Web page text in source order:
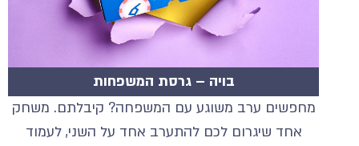
בויה – גרסת המשפחות
מחפשים ערב משוגע עם המשפחה? קיבלתם. משחק
אחד שיגרום לכם להתערב אחד על השני, לעמוד